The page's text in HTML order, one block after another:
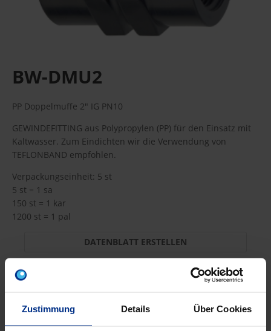
Zustimmung Details Über Cookies
BW-DMU2
PP Doppelmuffe 2" IG PN10
GEWINDEFITTING aus Polypropylen (PP) für den Einsatz mit
Kaltwasser. Zum Eindichten wir die Verwendung von
TEFLONBAND empfohlen.
Verpackungseinheit: 5 st
5 st = 1 sa
150 st = 1 kar
1200 st = 1 pal
DATENBLATT ERSTELLEN